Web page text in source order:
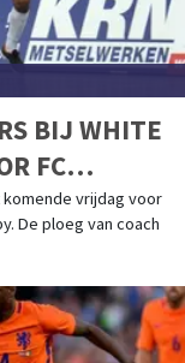
BIJ WHITE
FC
komende vrijdag voor
De ploeg van coach